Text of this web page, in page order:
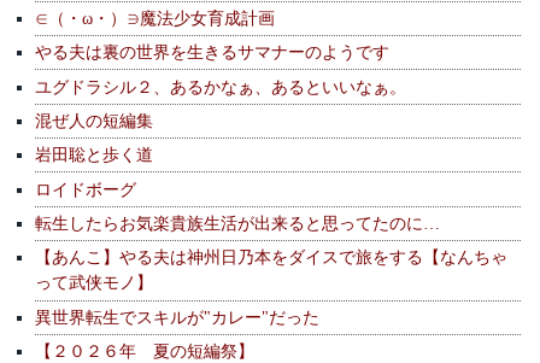
∈（・ω・）∋魔法少女育成計画
やる夫は裏の世界を生きるサマナーのようです
ユグドラシル２、あるかなぁ、あるといいなぁ。
混ぜ人の短編集
岩田聡と歩く道
ロイドボーグ
転生したらお気楽貴族生活が出来ると思ってたのに…
【あんこ】やる夫は神州日乃本をダイスで旅をする【なんちゃ
って武侠モノ】
異世界転生でスキルが"カレー"だった
【２０２６年 夏の短編祭】